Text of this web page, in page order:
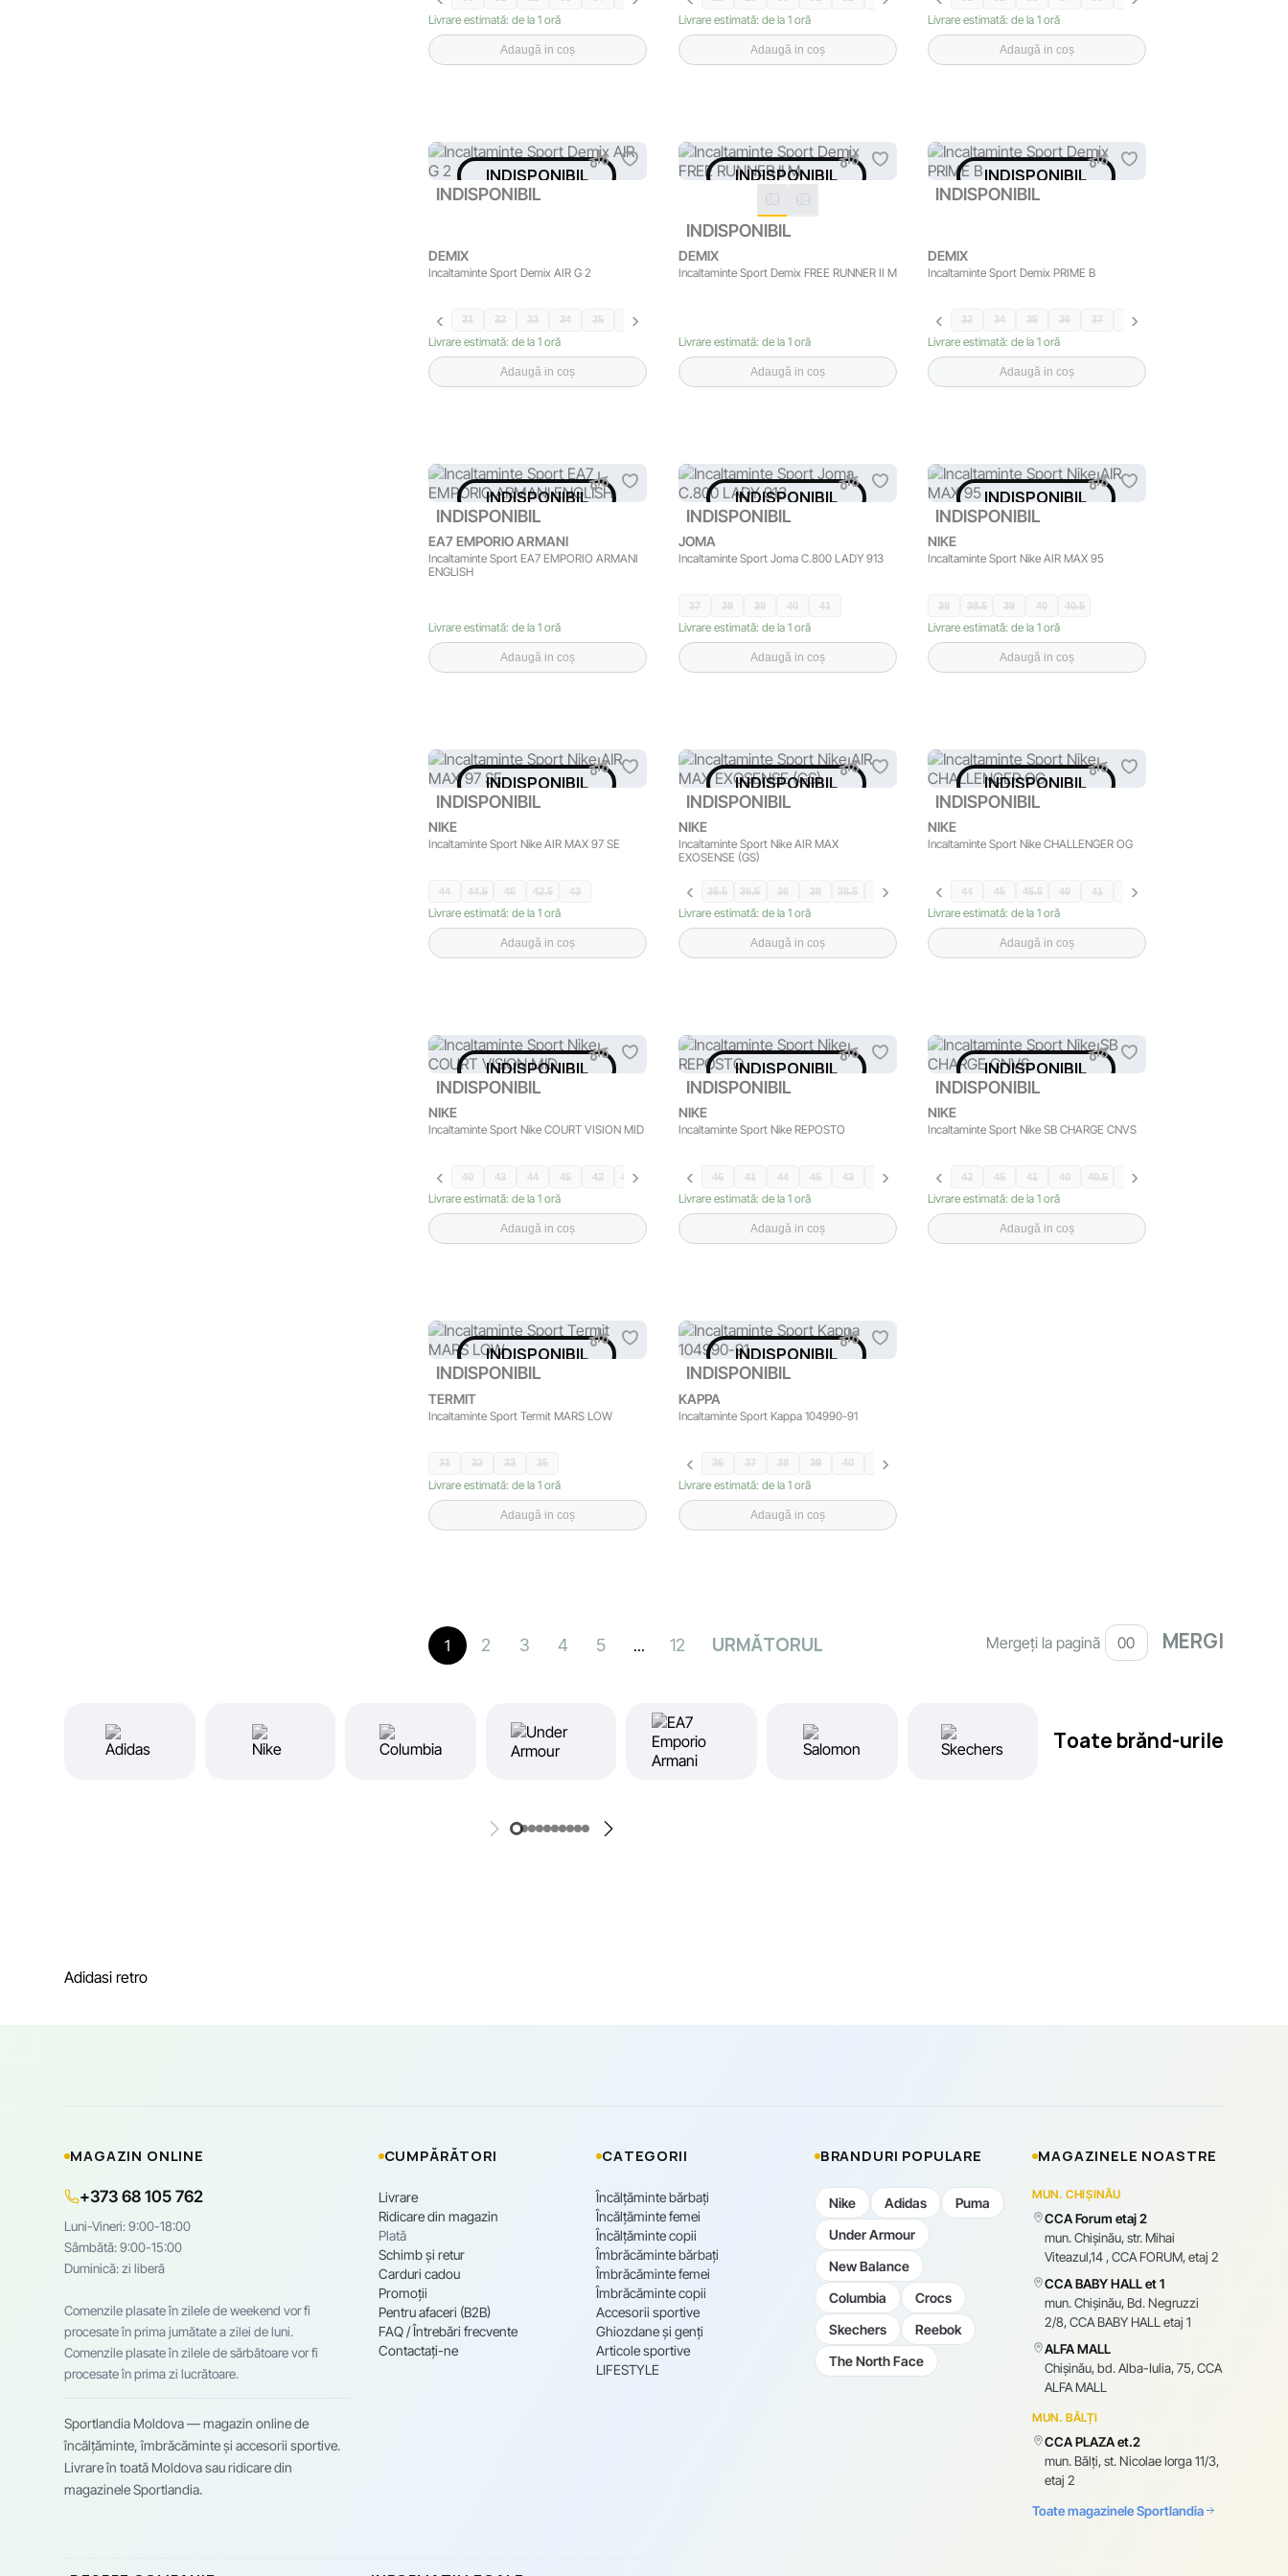
Livrare estimată: de la 1 oră
Adaugă in coș
Livrare estimată: de la 1 oră
Adaugă in coș
Livrare estimată: de la 1 oră
Adaugă in coș
INDISPONIBIL
INDISPONIBIL
DEMIX
Incaltaminte Sport Demix AIR G 2
31 32 33 34 35 36
Livrare estimată: de la 1 oră
Adaugă in coș
INDISPONIBIL
INDISPONIBIL
DEMIX
Incaltaminte Sport Demix FREE RUNNER II M
Livrare estimată: de la 1 oră
Adaugă in coș
INDISPONIBIL
INDISPONIBIL
DEMIX
Incaltaminte Sport Demix PRIME B
33 34 35 36 37 38
Livrare estimată: de la 1 oră
Adaugă in coș
INDISPONIBIL
INDISPONIBIL
EA7 EMPORIO ARMANI
Incaltaminte Sport EA7 EMPORIO ARMANI
ENGLISH
Livrare estimată: de la 1 oră
Adaugă in coș
INDISPONIBIL
INDISPONIBIL
JOMA
Incaltaminte Sport Joma C.800 LADY 913
37 38 39 40 41
Livrare estimată: de la 1 oră
Adaugă in coș
INDISPONIBIL
INDISPONIBIL
NIKE
Incaltaminte Sport Nike AIR MAX 95
38 38.5 39 40 40.5
Livrare estimată: de la 1 oră
Adaugă in coș
INDISPONIBIL
INDISPONIBIL
NIKE
Incaltaminte Sport Nike AIR MAX 97 SE
44 44.5 45 42.5 43
Livrare estimată: de la 1 oră
Adaugă in coș
INDISPONIBIL
INDISPONIBIL
NIKE
Incaltaminte Sport Nike AIR MAX
EXOSENSE (GS)
35.5 36.5 36 38 38.5 40 39
Livrare estimată: de la 1 oră
Adaugă in coș
INDISPONIBIL
INDISPONIBIL
NIKE
Incaltaminte Sport Nike CHALLENGER OG
44 45 45.5 40 41 42
Livrare estimată: de la 1 oră
Adaugă in coș
INDISPONIBIL
INDISPONIBIL
NIKE
Incaltaminte Sport Nike COURT VISION MID
40 43 44 45 42 44.5 41 42.5 45.5 40.5
Livrare estimată: de la 1 oră
Adaugă in coș
INDISPONIBIL
INDISPONIBIL
NIKE
Incaltaminte Sport Nike REPOSTO
46 41 44 45 43 42 44.5
Livrare estimată: de la 1 oră
Adaugă in coș
INDISPONIBIL
INDISPONIBIL
NIKE
Incaltaminte Sport Nike SB CHARGE CNVS
42 45 41 40 40.5 43
Livrare estimată: de la 1 oră
Adaugă in coș
INDISPONIBIL
INDISPONIBIL
TERMIT
Incaltaminte Sport Termit MARS LOW
31 32 33 35
Livrare estimată: de la 1 oră
Adaugă in coș
INDISPONIBIL
INDISPONIBIL
KAPPA
Incaltaminte Sport Kappa 104990-91
36 37 38 39 40 41
Livrare estimată: de la 1 oră
Adaugă in coș
1 2 3 4 5 ... 12 URMĂTORUL Mergeți la pagină
Toate brănd-urile
Adidasi retro
MAGAZIN ONLINE
+373 68 105 762
Luni-Vineri: 9:00-18:00
Sâmbătă: 9:00-15:00
Duminică: zi liberă
Comenzile plasate în zilele de weekend vor fi
procesate în prima jumătate a zilei de luni.
Comenzile plasate în zilele de sărbătoare vor fi
procesate în prima zi lucrătoare.
Sportlandia Moldova — magazin online de
încălțăminte, îmbrăcăminte și accesorii sportive.
Livrare în toată Moldova sau ridicare din
magazinele Sportlandia.
CUMPĂRĂTORI
Livrare
Ridicare din magazin
Plată
Schimb și retur
Carduri cadou
Promoții
Pentru afaceri (B2B)
FAQ / Întrebări frecvente
Contactați-ne
CATEGORII
Încălțăminte bărbați
Încălțăminte femei
Încălțăminte copii
Îmbrăcăminte bărbați
Îmbrăcăminte femei
Îmbrăcăminte copii
Accesorii sportive
Ghiozdane și genți
Articole sportive
LIFESTYLE
BRANDURI POPULARE
Nike Adidas
Puma
Under Armour
New Balance
Columbia
Crocs
Skechers
Reebok
The North Face
MAGAZINELE NOASTRE
MUN. CHIȘINĂU
CCA Forum etaj 2
mun. Chişinău, str. Mihai
Viteazul,14 , CCA FORUM, etaj 2
CCA BABY HALL et 1
mun. Chişinău, Bd. Negruzzi
2/8, CCA BABY HALL etaj 1
ALFA MALL
Chișinău, bd. Alba-Iulia, 75, CCA
ALFA MALL
MUN. BĂLȚI
CCA PLAZA et.2
mun. Bălți, st. Nicolae Iorga 11/3,
etaj 2
Toate magazinele Sportlandia